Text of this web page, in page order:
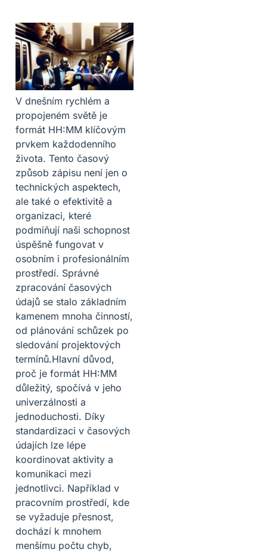
V dnešním rychlém a
propojeném světě je
formát HH:MM klíčovým
prvkem každodenního
života. Tento časový
způsob zápisu není jen o
technických aspektech,
ale také o efektivitě a
organizaci, které
podmiňují naši schopnost
úspěšně fungovat v
osobním i profesionálním
prostředí. Správné
zpracování časových
údajů se stalo základním
kamenem mnoha činností,
od plánování schůzek po
sledování projektových
termínů.Hlavní důvod,
proč je formát HH:MM
důležitý, spočívá v jeho
univerzálnosti a
jednoduchosti. Díky
standardizaci v časových
údajích lze lépe
koordinovat aktivity a
komunikaci mezi
jednotlivci. Například v
pracovním prostředí, kde
se vyžaduje přesnost,
dochází k mnohem
menšímu počtu chyb,